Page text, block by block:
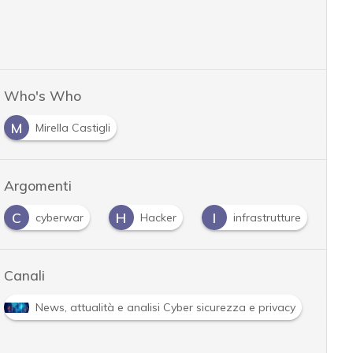
Who's Who
M
Mirella Castigli
Argomenti
C
cyberwar H Hacker I infrastrutture
Canali
News, attualità e analisi Cyber sicurezza e privacy